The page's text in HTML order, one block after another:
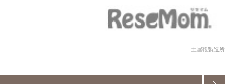
土屋鞄製造所